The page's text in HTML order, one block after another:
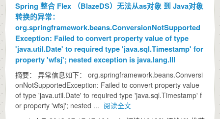
Spring 整合 Flex （BlazeDS）无法从as对象 到 Java对象
转换的异常：
org.springframework.beans.ConversionNotSupported
Exception: Failed to convert property value of type
'java.util.Date' to required type 'java.sql.Timestamp' for
property 'wfsj'; nested exception is java.lang.Ill
摘要： 异常信息如下： org.springframework.beans.Conversi
onNotSupportedException: Failed to convert property value
of type 'java.util.Date' to required type 'java.sql.Timestamp' f
or property 'wfsj'; nested ... 阅读全文